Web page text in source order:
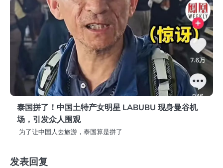
泰国拼了！中国土特产女明星 LABUBU 现身曼谷机
场，引发众人围观
为了让中国人去旅游，泰国算是拼了
发表回复